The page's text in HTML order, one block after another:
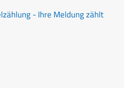
- Ihre Meldung zählt